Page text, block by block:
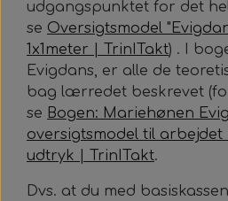
udgangspunktet for det
se Oversigtsmodel
1x1meter | TrinITakt) . I
Evigdans, er alle de
bag lærredet beskrevet
se Bogen: Mariehønen
oversigtsmodel til arbejdet
udtryk | TrinITakt.
Dvs. at du med